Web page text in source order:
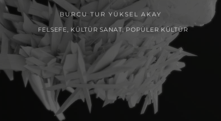
BURCU TUR YÜKSEL AKAY
FELSEFE KÜLTÜR SANAT , POPÜLER KÜLTÜR